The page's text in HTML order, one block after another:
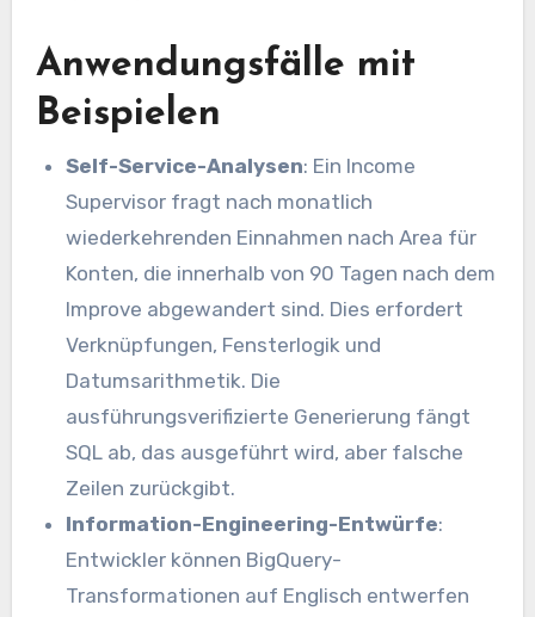
Anwendungsfälle mit
Beispielen
Self-Service-Analysen: Ein Income
Supervisor fragt nach monatlich
wiederkehrenden Einnahmen nach Area für
Konten, die innerhalb von 90 Tagen nach dem
Improve abgewandert sind. Dies erfordert
Verknüpfungen, Fensterlogik und
Datumsarithmetik. Die
ausführungsverifizierte Generierung fängt
SQL ab, das ausgeführt wird, aber falsche
Zeilen zurückgibt.
Information-Engineering-Entwürfe:
Entwickler können BigQuery-
Transformationen auf Englisch entwerfen